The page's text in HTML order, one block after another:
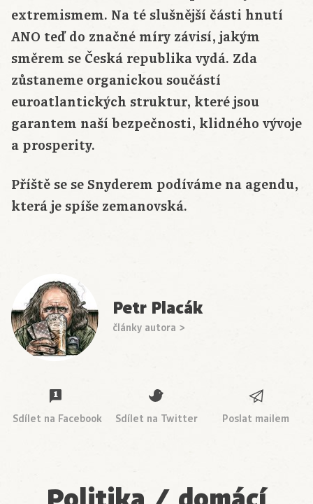
extremismem. Na té slušnější části hnutí
ANO teď do značné míry závisí, jakým
směrem se Česká republika vydá. Zda
zůstaneme organickou součástí
euroatlantických struktur, které jsou
garantem naší bezpečnosti, klidného vývoje
a prosperity.
Příště se se Snyderem podíváme na agendu,
která je spíše zemanovská.
Petr Placák
články autora >
Sdílet na Facebook Sdílet na Twitter Poslat mailem